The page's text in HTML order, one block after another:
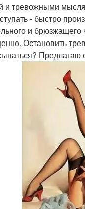
и тревожными
- быстро
и
Остановить
Предлагаю